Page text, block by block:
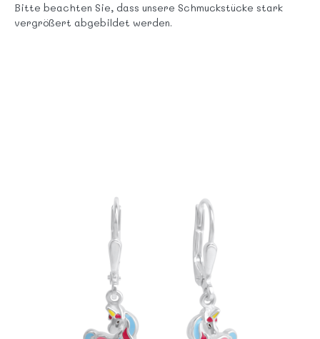
Bitte beachten Sie, dass unsere Schmuckstücke stark
vergrößert abgebildet werden.